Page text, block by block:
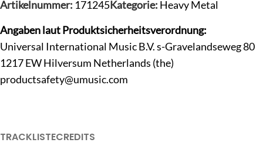
Artikelnummer: 171245Kategorie: Heavy Metal
Angaben laut Produktsicherheitsverordnung:
Universal International Music B.V. s-Gravelandseweg 80
1217 EW Hilversum Netherlands (the)
productsafety@umusic.com
TRACKLISTECREDITS